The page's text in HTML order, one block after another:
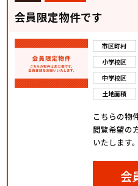
会員限定物件です
市区町村
小学校区
中学校区
土地面積
こちらの物
閲覧希望の
いたします。
会